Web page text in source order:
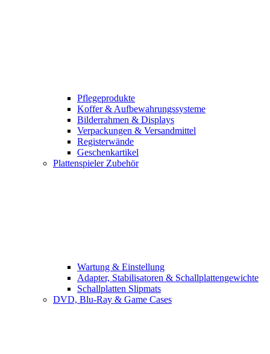
Pflegeprodukte
Koffer & Aufbewahrungssysteme
Bilderrahmen & Displays
Verpackungen & Versandmittel
Registerwände
Geschenkartikel
Plattenspieler Zubehör
Wartung & Einstellung
Adapter, Stabilisatoren & Schallplattengewichte
Schallplatten Slipmats
DVD, Blu-Ray & Game Cases